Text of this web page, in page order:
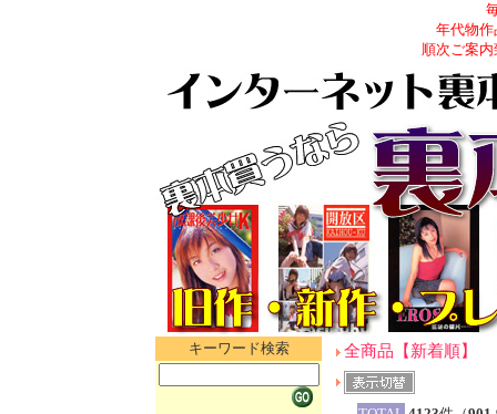
年代物
順次ご案
キーワード検索 全商品【新着順】